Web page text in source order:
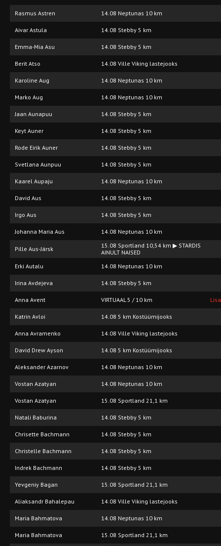
Rasmus Astren 14.08 Neptunas 10 km
Aivar Astula 14.08 Stebby 5 km
Emma-Mia Asu 14.08 Stebby 5 km
Berit Atso 14.08 Ville Viking lastejooks
Karoline Aug 14.08 Neptunas 10 km
Marko Aug 14.08 Neptunas 10 km
Jaan Aunapuu 14.08 Stebby 5 km
Keyt Auner 14.08 Stebby 5 km
Rode Eirik Auner 14.08 Stebby 5 km
Svetlana Aunpuu 14.08 Stebby 5 km
Kaarel Aupaju 14.08 Neptunas 10 km
David Aus 14.08 Stebby 5 km
Irgo Aus 14.08 Stebby 5 km
Johanna Maria Aus 14.08 Neptunas 10 km
Pille Aus-Järsk
15.08 Sportland 10,54 km ▶ STARDIS
AINULT NAISED
Erki Autalu
14.08 Neptunas 10 km
Irina Avdejeva 14.08 Stebby 5 km
Anna Avent VIRTUAAL 5 / 10 km
Katrin Avloi 14.08 5 km Kostüümijooks
Anna Avramenko 14.08 Ville Viking lastejooks
David Drew Ayson 14.08 5 km Kostüümijooks
Aleksander Azarnov 14.08 Neptunas 10 km
Vostan Azatyan 14.08 Neptunas 10 km
Vostan Azatyan 15.08 Sportland 21,1 km
Natali Baburina 14.08 Stebby 5 km
Chrisette Bachmann 14.08 Stebby 5 km
Christelle Bachmann 14.08 Stebby 5 km
Indrek Bachmann 14.08 Stebby 5 km
Yevgeniy Bagan 15.08 Sportland 21,1 km
Aliaksandr Bahalepau 14.08 Ville Viking lastejooks
Maria Bahmatova 14.08 Neptunas 10 km
Maria Bahmatova 15.08 Sportland 21,1 km